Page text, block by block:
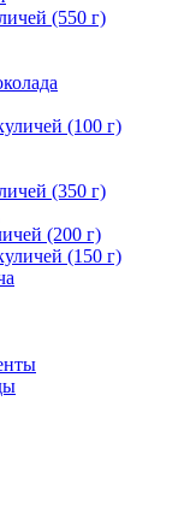
(550 г)
(100 г)
(350 г)
(200 г)
(150 г)